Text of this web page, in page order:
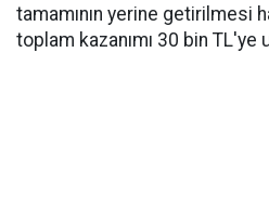
tamamının yerine getirilmesi
toplam kazanımı 30 bin TL'ye